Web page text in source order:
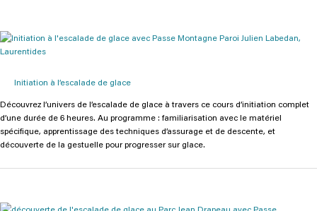
Initiation à l’escalade de glace
Découvrez l’univers de l’escalade de glace à travers ce cours d’initiation complet
d’une durée de 6 heures. Au programme : familiarisation avec le matériel
spécifique, apprentissage des techniques d’assurage et de descente, et
découverte de la gestuelle pour progresser sur glace.